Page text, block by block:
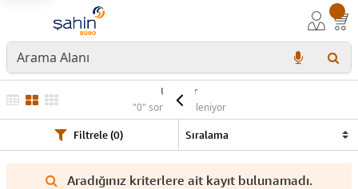
Ürünler
"0" sonuç listeleniyor
Filtrele (0)
Aradığınız kriterlere ait kayıt bulunamadı.